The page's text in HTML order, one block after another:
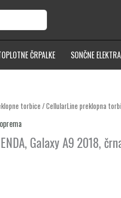
ČRPALKE SONČNE
torbice/ CellularLine preklopna
Galaxy A9 2018,